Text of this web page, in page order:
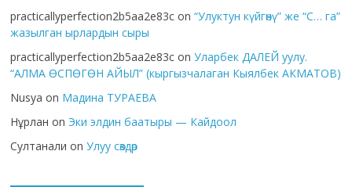
practicallyperfection2b5aa2e83c on“Улуктун күйгөнү” же “С… га”
жазылган ырлардын сыры
practicallyperfection2b5aa2e83c onУларбек ДАЛЕЙ уулу.
“АЛМА ӨСПӨГӨН АЙЫЛ” (кыргызчалаган Кыялбек АКМАТОВ)
Nusya on Мадина ТУРАЕВА
Нұрлан on Эки элдин баатыры — Кайдоол
Султанали onУлуу сөздөр